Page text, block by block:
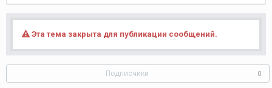
Эта тема закрыта для публикации сообщений.
Подписчики 0